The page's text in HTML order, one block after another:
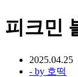
피크민
2025.04.25
- by 호떡